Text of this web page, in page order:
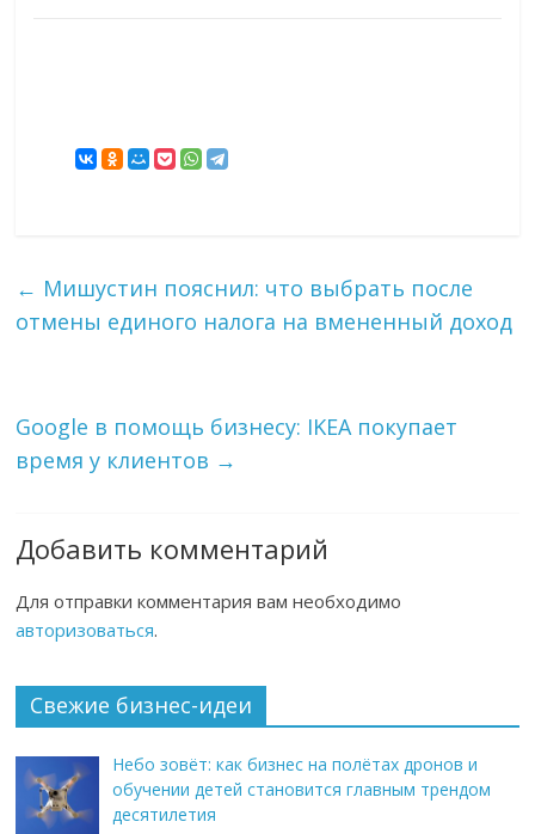
← Мишустин пояснил: что выбрать после
отмены единого налога на вмененный доход
Google в помощь бизнесу: IKEA покупает
время у клиентов →
Добавить комментарий
Для отправки комментария вам необходимо
авторизоваться.
Свежие бизнес-идеи
Небо зовёт: как бизнес на полётах дронов и
обучении детей становится главным трендом
десятилетия